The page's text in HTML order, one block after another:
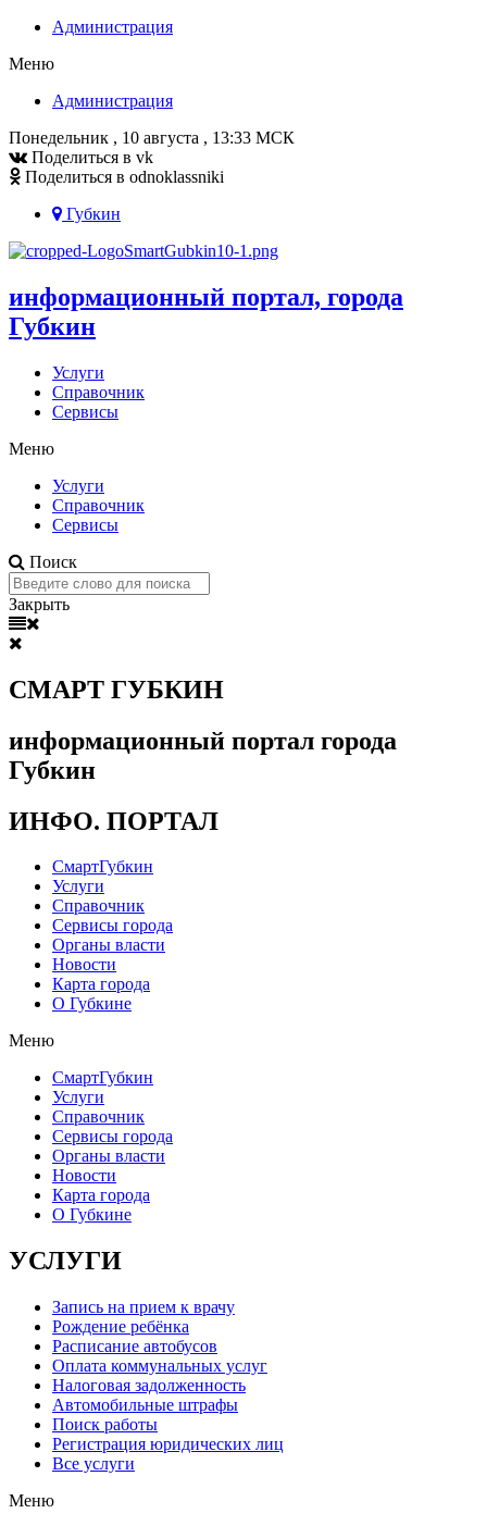
Администрация
Меню
Администрация
Понедельник , 10 августа , 13:33 МСК
Поделиться в vk
Поделиться в odnoklassniki
Губкин
информационный портал, города
Губкин
Услуги
Справочник
Сервисы
Меню
Услуги
Справочник
Сервисы
Поиск
Закрыть
СМАРТ ГУБКИН
информационный портал города
Губкин
ИНФО. ПОРТАЛ
СмартГубкин
Услуги
Справочник
Сервисы города
Органы власти
Новости
Карта города
О Губкине
Меню
СмартГубкин
Услуги
Справочник
Сервисы города
Органы власти
Новости
Карта города
О Губкине
УСЛУГИ
Запись на прием к врачу
Рождение ребёнка
Расписание автобусов
Оплата коммунальных услуг
Налоговая задолженность
Автомобильные штрафы
Поиск работы
Регистрация юридических лиц
Все услуги
Меню